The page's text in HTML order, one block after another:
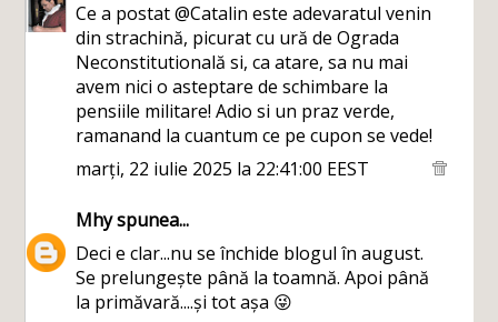
Ce a postat @Catalin este adevaratul venin
din strachină, picurat cu ură de Ograda
Neconstitutională si, ca atare, sa nu mai
avem nici o asteptare de schimbare la
pensiile militare! Adio si un praz verde,
ramanand la cuantum ce pe cupon se vede!
marți, 22 iulie 2025 la 22:41:00 EEST
Mhyspunea...
Deci e clar...nu se închide blogul în august.
Se prelungește până la toamnă. Apoi până
la primăvară....și tot așa 😜